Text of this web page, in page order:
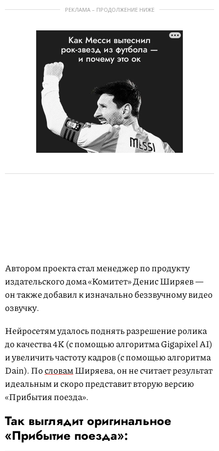
РЕКЛАМА – ПРОДОЛЖЕНИЕ НИЖЕ
Автором проекта стал менеджер по продукту
издательского дома «Комитет» Денис Ширяев —
он также добавил к изначально беззвучному видео
озвучку.
Нейросетям удалось поднять разрешение ролика
до качества 4K (с помощью алгоритма Gigapixel AI)
и увеличить частоту кадров (с помощью алгоритма
Dain). ПословамШиряева, он не считает результат
идеальным и скоро представит вторую версию
«Прибытия поезда».
Так выглядит оригинальное
«Прибытие поезда»: